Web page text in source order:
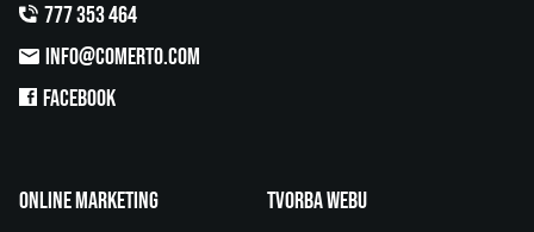
777 353 464
INFO@COMERTO.COM
FACEBOOK
ONLINE MARKETING TVORBA WEBU